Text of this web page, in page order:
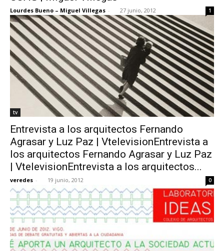
Lourdes Bueno – Miguel Villegas - 27 junio, 2012 1
tv
Entrevista a los arquitectos Fernando
Agrasar y Luz Paz | VtelevisionEntrevista a
los arquitectos Fernando Agrasar y Luz Paz
| VtelevisionEntrevista a los arquitectos...
veredes - 19 junio, 2012 0